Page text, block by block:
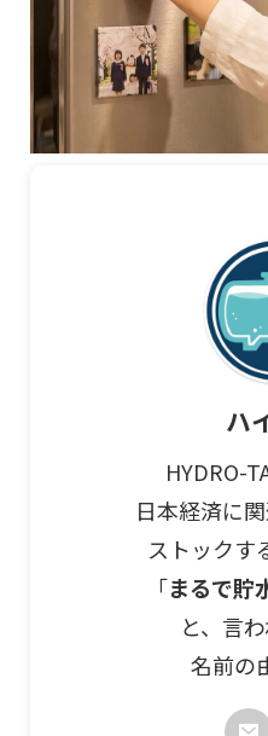
ハ
HYDRO-
日本経済に
ストックす
「まるで貯
と、言
名前の